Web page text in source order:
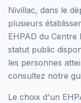
Nivillac, dans le
plusieurs
EHPAD du Centre
statut public
les personnes
consultez notre
Le choix d'un